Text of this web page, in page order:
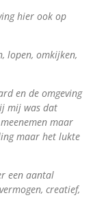
hier ook op
lopen, omkijken,
en de omgeving
mij was dat
maar
maar het lukte
een aantal
creatief,